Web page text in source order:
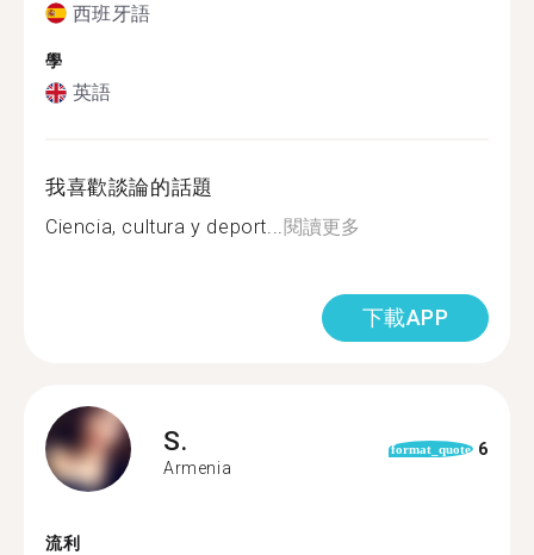
西班牙語
學
英語
我喜歡談論的話題
Ciencia, cultura y deport...閱讀更多
下載APP
S.
Armenia
format_quote 6
流利